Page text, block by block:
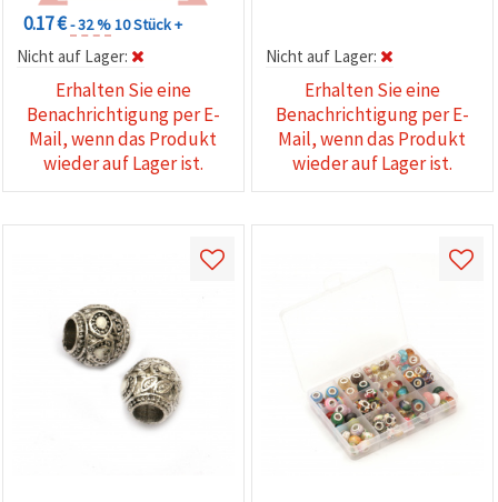
0.17 €- 32 %10 Stück +
Nicht auf Lager:
Erhalten Sie eine
Benachrichtigung per E-
Mail, wenn das Produkt
wieder auf Lager ist.
Nicht auf Lager:
Erhalten Sie eine
Benachrichtigung per E-
Mail, wenn das Produkt
wieder auf Lager ist.